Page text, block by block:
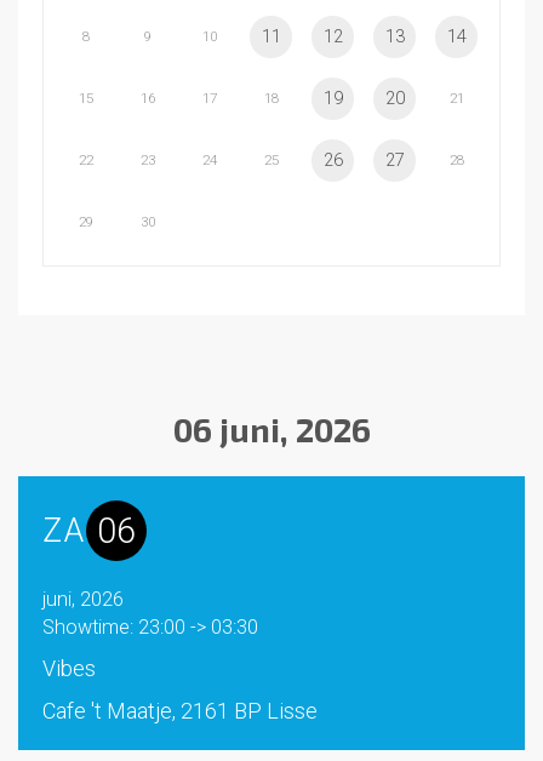
8 9 10 11 12 13 14
15 16 17 18 19 20 21
22 23 24 25 26 27 28
29 30
06 juni, 2026
ZA 06
juni, 2026
Showtime: 23:00 -> 03:30
Vibes
Cafe 't Maatje, 2161 BP Lisse